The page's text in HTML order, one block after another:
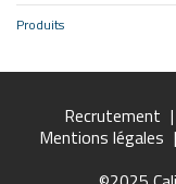
Produits
Recrutement |
Mentions légales |